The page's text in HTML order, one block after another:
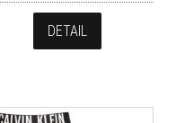
DETAIL